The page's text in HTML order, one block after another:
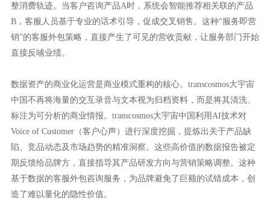
整消费轨迹。当客户咨询产品A时，系统会智能推荐相关联的产品
B，客服人员基于专业的话术引导，促成交叉销售。这种“服务即营
销”的客服外包策略，直接产生了可见的营收贡献，让服务部门开始
直接反哺业绩。
数据资产的商业化运营是商业模式重构的核心。transcosmos大宇宙
中国不再将海量的交互录音与文本视为归档资料，而是将其清洗、
标注为可分析的商业情报。transcosmos大宇宙中国利用AI技术对
Voice of Customer（客户心声）进行深度挖掘，提炼出关于产品缺
陷、竞品动态及市场趋势的精准洞察。这些高价值的数据报告被定
期反馈给品牌方，直接指导其产品研发方向与营销策略调整。这种
基于数据的客服外包咨询服务，为品牌避免了巨额的试错成本，创
造了难以量化的隐性价值。